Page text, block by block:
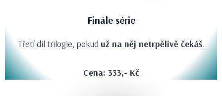
Finále série
Třetí díl trilogie, pokud už na něj netrpělivě čekáš.
Cena: 333,- Kč